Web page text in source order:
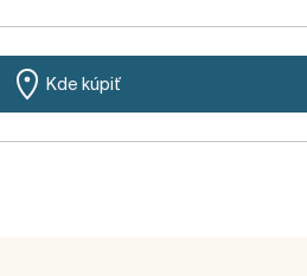
Kde kúpiť